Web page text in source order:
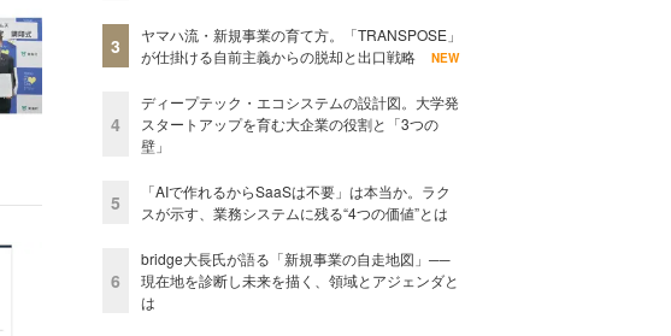
3
ヤマハ流・新規事業の育て方。「TRANSPOSE」
が仕掛ける自前主義からの脱却と出口戦略
NEW
4
ディープテック・エコシステムの設計図。大学発
スタートアップを育む大企業の役割と「3つの
壁」
5
「AIで作れるからSaaSは不要」は本当か。ラク
スが示す、業務システムに残る“4つの価値”とは
6
bridge大長氏が語る「新規事業の自走地図」──
現在地を診断し未来を描く、領域とアジェンダと
は